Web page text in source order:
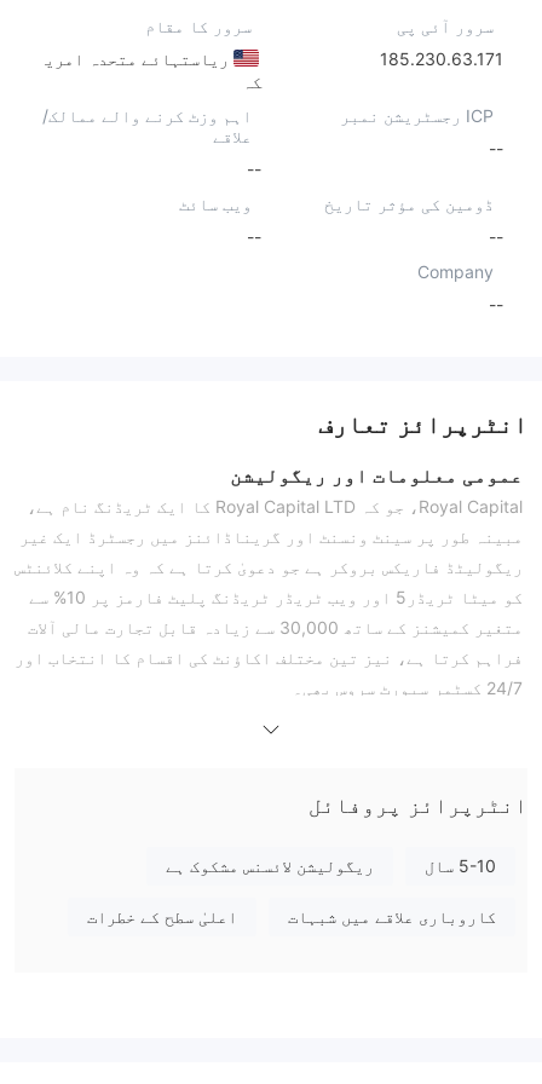
سرور آئی پی
185.230.63.171
سرور کا مقام
ریاستہائے متحدہ امری
کہ
ICP رجسٹریشن نمبر
--
اہم وزٹ کرنے والے ممالک/
علاقے
--
ڈومین کی مؤثر تاریخ
--
ویب سائٹ
--
Company
--
انٹرپرائز تعارف
عمومی معلومات اور ریگولیشن
Royal Capital، جو کہ Royal Capital LTD کا ایک ٹریڈنگ نام ہے،
مبینہ طور پر سینٹ ونسنٹ اور گریناڈائنز میں رجسٹرڈ ایک غیر
ریگولیٹڈ فاریکس بروکر ہے جو دعویٰ کرتا ہے کہ وہ اپنے کلائنٹس
کو میٹا ٹریڈر5 اور ویب ٹریڈر ٹریڈنگ پلیٹ فارمز پر 10% سے
متغیر کمیشنز کے ساتھ 30,000 سے زیادہ قابل تجارت مالی آلات
فراہم کرتا ہے، نیز تین مختلف اکاؤنٹ کی اقسام کا انتخاب اور
24/7 کسٹمر سپورٹ سروس بھی۔
ہیں۔
Royal Capital کی طرف سے تین لائیو ٹریڈنگ اکاؤنٹس پیش کیے
کھولنے کے لیے کم از کم ابتدائی ڈپازٹ کی رقم $350 درکار ہے،
انٹرپرائز پروفائل
5-10 سال ریگولیشن لائسنس مشکوک ہے
کاروباری علاقے میں شبہات اعلیٰ سطح کے خطرات